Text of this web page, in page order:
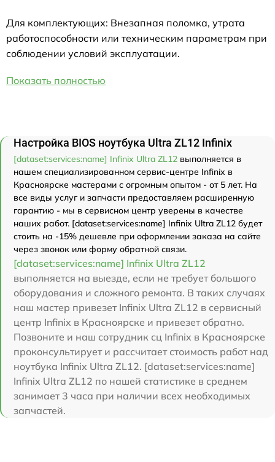
Для комплектующих: Внезапная поломка, утрата
работоспособности или техническим параметрам при
соблюдении условий эксплуатации.
Показать полностью
Настройка BIOS ноутбука Ultra ZL12 Infinix
[dataset:services:name] Infinix Ultra ZL12 выполняется в
нашем специализированном сервис-центре Infinix в
Красноярске мастерами с огромным опытом - от 5 лет. На
все виды услуг и запчасти предоставляем расширенную
гарантию - мы в сервисном центр уверены в качестве
наших работ. [dataset:services:name] Infinix Ultra ZL12 будет
стоить на -15% дешевле при оформлении заказа на сайте
через звонок или форму обратной связи.
[dataset:services:name] Infinix Ultra ZL12
выполняется на выезде, если не требует большого
оборудования и сложного ремонта. В таких случаях
наш мастер привезет Infinix Ultra ZL12 в сервисный
центр Infinix в Красноярске и привезет обратно.
Позвоните и наш сотрудник сц Infinix в Красноярске
проконсультирует и рассчитает стоимость работ над
ноутбука Infinix Ultra ZL12. [dataset:services:name]
Infinix Ultra ZL12 по нашей статистике в среднем
занимает 3 часа при наличии всех необходимых
запчастей.